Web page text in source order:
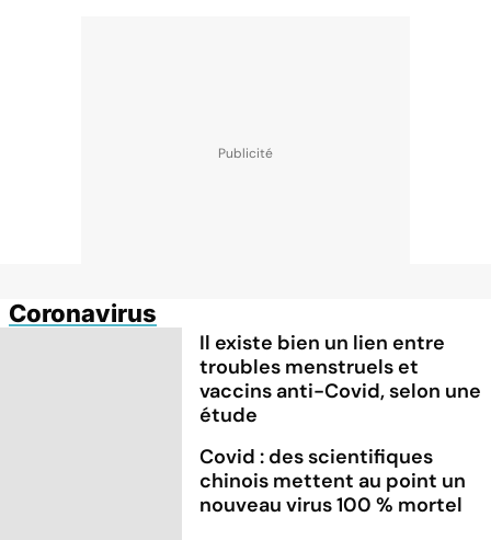
Coronavirus
Il existe bien un lien entre
troubles menstruels et
vaccins anti-Covid, selon une
étude
Covid : des scientifiques
chinois mettent au point un
nouveau virus 100 % mortel